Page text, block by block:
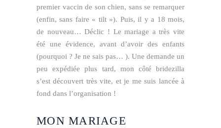
premier vaccin de son chien, sans se remarquer
(enfin, sans faire « tilt »). Puis, il y a 18 mois,
de nouveau… Déclic ! Le mariage a très vite
été une évidence, avant d’avoir des enfants
(pourquoi ? Je ne sais pas… ). Une demande un
peu expédiée plus tard, mon côté bridezilla
s’est découvert très vite, et je me suis lancée à
fond dans l’organisation !
MON MARIAGE